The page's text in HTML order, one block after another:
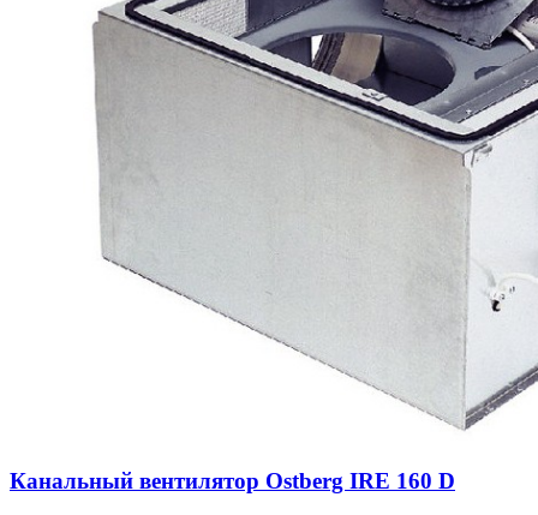
Канальный вентилятор Ostberg IRE 160 D